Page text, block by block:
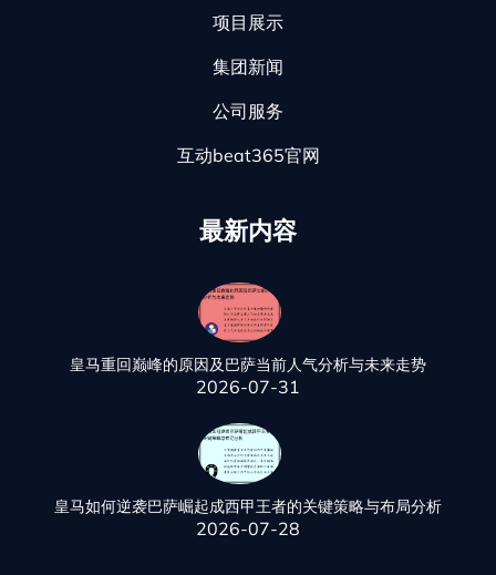
项目展示
集团新闻
公司服务
互动beat365官网
最新内容
皇马重回巅峰的原因及巴萨当前人气分析与未来走势
2026-07-31
皇马如何逆袭巴萨崛起成西甲王者的关键策略与布局分析
2026-07-28